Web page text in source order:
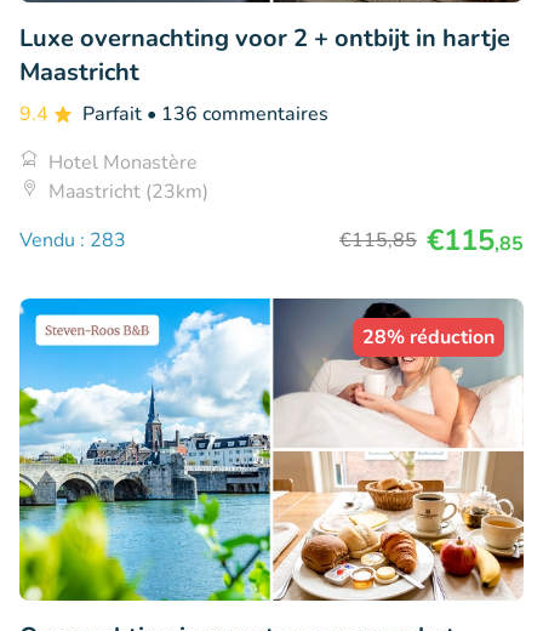
Luxe overnachting voor 2 + ontbijt in hartje
Maastricht
9.4 Parfait • 136 commentaires
Hotel Monastère
Maastricht (23km)
Vendu : 283
€115,85 €115,85
28% réduction